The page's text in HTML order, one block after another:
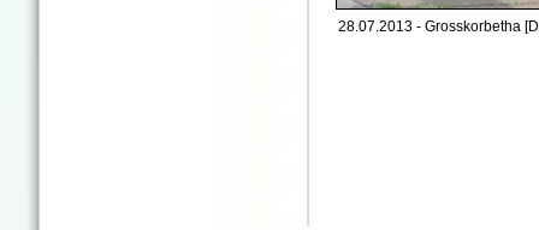
28.07.2013 - Grosskorbetha